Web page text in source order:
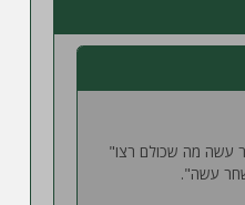
עשה מה שכולם רצו"
עשה".